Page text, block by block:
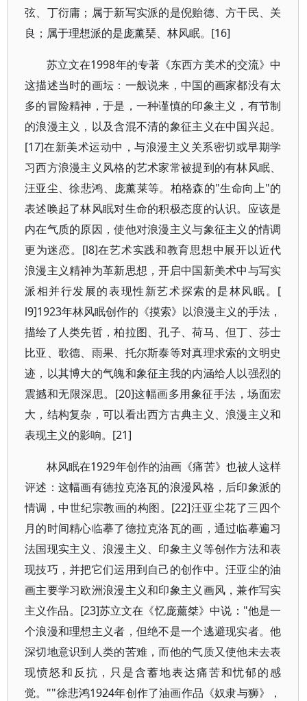
弦、丁衍庸；属于新写实派的是倪贻德、方干民、关
良；属于理想派的是庞薰琹、林风眠。[16]
苏立文在1998年的专著《东西方美术的交流》中
这描述当时的画坛：一般说来，中国的画家都没有太
多的冒险精神，于是，一种谨慎的印象主义，有节制
的浪漫主义，以及含混不清的象征主义在中国兴起。
[17]在新美术运动中，与浪漫主义关系密切或早期学
习西方浪漫主义风格的艺术家常被提到的有林风眠、
汪亚尘、徐悲鸿、庞薰莱等。柏格森的"生命向上"的
表述唤起了林风眠对生命的积极态度的认识。应该是
内在气质的原因，使他对浪漫主义与象征主义的情调
更为迷恋。[l8]在艺术实践和教育思想中展开以近代
浪漫主义精神为革新思想，开启中国新美术中与写实
派相并行发展的表现性新艺术探索的是林风眠。[
l9]1923年林风眠创作的《摸索》以浪漫主义的手法，
描绘了人类先哲，柏拉图、孔子、荷马、但丁、莎士
比亚、歌德、雨果、托尔斯泰等对真理求索的文明史
迹，以其博大的气魄和象征主我的内涵给人以强烈的
震撼和无限深思。[20]这幅画多用象征手法，场面宏
大，结构复杂，可以看出西方古典主义、浪漫主义和
表现主义的影响。[21]
林风眠在1929年创作的油画《痛苦》也被人这样
评述：这幅画有德拉克洛瓦的浪漫风格，后印象派的
情调，中世纪宗教画的构图。[22]汪亚尘花了三四个
月的时间精心临摹了德拉克洛瓦的画，通过临摹遍习
法国现实主义、浪漫主义、印象主义等创作方法和表
现技巧，并把它们运用到自己的创作中。汪亚尘的油
画主要学习欧洲浪漫主义和印象主义画风，兼作写实
主义作品。[23]苏立文在《忆庞薰桀》中说："他是一
个浪漫和理想主义者，但绝不是一个逃避现实者。他
深切地意识到人类的苦难，而他的气质又使他未去表
现愤怒和反抗，只是含蓄地表达痛苦和忧郁的感
觉。""徐悲鸿1924年创作了油画作品《奴隶与狮》，